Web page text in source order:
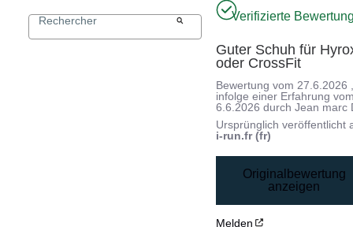
Verifizierte
Guter Schuh für
oder CrossFit
Bewertung vom27.6.2026
infolge einer Erfahrung
6.6.2026 durchJean marc
Ursprünglich veröffentlicht
i-run.fr (fr)
Originalbewertung
anzeigen
Melden